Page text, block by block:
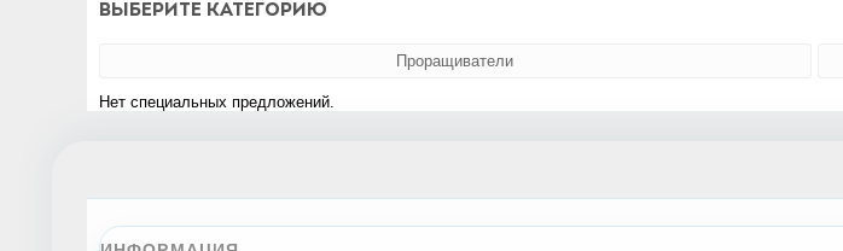
Выберите категорию
Проращиватели
Нет специальных предложений.